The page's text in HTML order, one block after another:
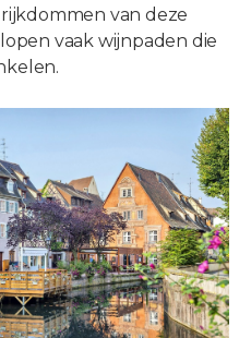
van deze
vaak wijnpaden die